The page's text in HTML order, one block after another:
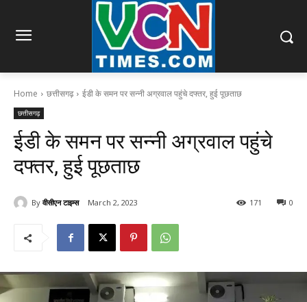
Home छत्तीसगढ़ ईडी के समन पर सन्नी अग्रवाल पहुंचे दफ्तर, हुई पूछताछ
छत्तीसगढ़
ईडी के समन पर सन्नी अग्रवाल पहुंचे
दफ्तर, हुई पूछताछ
By वीसीएन टाइम्स March 2, 2023 0
171